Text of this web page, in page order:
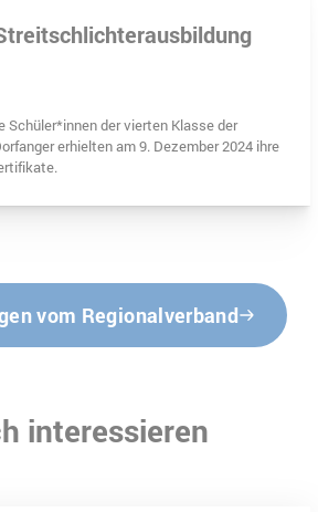
Schüler*innen der vierten Klasse der
erhielten am 9. Dezember 2024 ihre
vom Regionalverband
interessieren